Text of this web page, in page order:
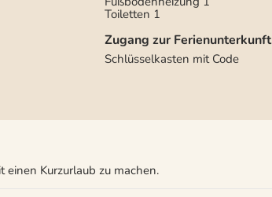
Toiletten 1
Zugang zur Ferienunterkunft
Schlüsselkasten mit Code
Kurzurlaub zu machen.